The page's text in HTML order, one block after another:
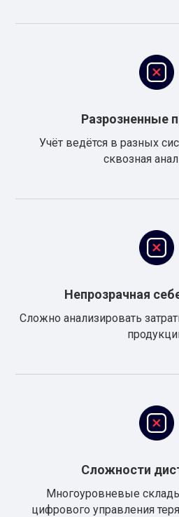
Разрозненные
Учёт ведётся в разных
сквозная
Непрозрачная
Сложно анализировать
Сложности
Многоуровневые
цифрового управления